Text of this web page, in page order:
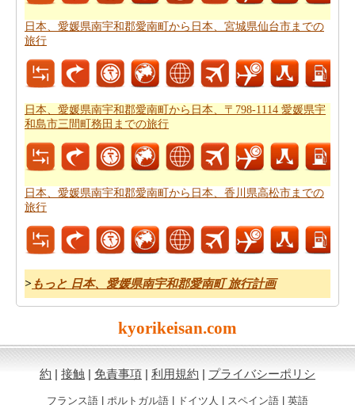
宇和郡愛南町から日本、〒798-1114 愛媛県宇和島市三間
町務田までの道路ルートプランを取得したいと思いま
す。
あなたの旅のための全体計画を持った後、あなたはま
県南宇和郡愛南町から日本、〒798-1114 愛媛県宇和島市
ます。
日本、愛媛県南宇和郡愛南町から日本、宮城県仙台市までの
旅行
日本、愛媛県南宇和郡愛南町から日本、〒798-1114 愛媛県宇
和島市三間町務田までの旅行
日本、愛媛県南宇和郡愛南町から日本、香川県高松市までの
旅行
> もっと 日本、愛媛県南宇和郡愛南町 旅行計画
kyorikeisan.com
約 | 接触 | 免責事項 | 利用規約 | プライバシーポリシ
フランス語 | ポルトガル語 | ドイツ人 | スペイン語 | 英語